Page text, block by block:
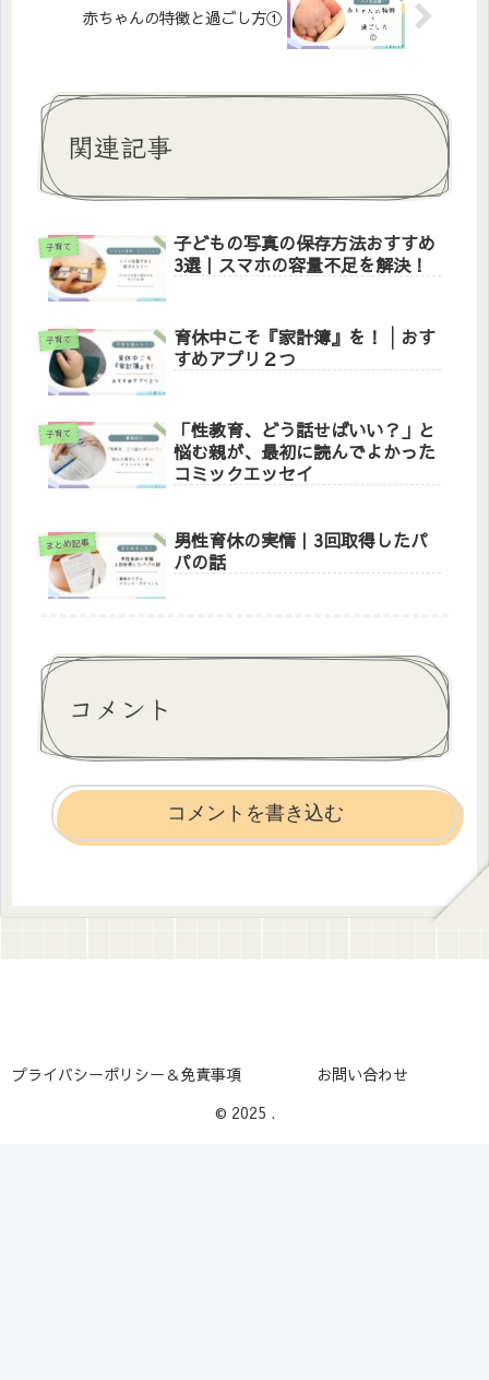
赤ちゃんの特徴と過ごし方①
関連記事
子育て
子どもの写真の保存方法おすすめ
3選｜スマホの容量不足を解決！
子育て
育休中こそ『家計簿』を！│おす
すめアプリ２つ
子育て
「性教育、どう話せばいい？」と
悩む親が、最初に読んでよかった
コミックエッセイ
まとめ記事
男性育休の実情｜3回取得したパ
パの話
コメント
コメントを書き込む
プライバシーポリシー＆免責事項
お問い合わせ
© 2025 .